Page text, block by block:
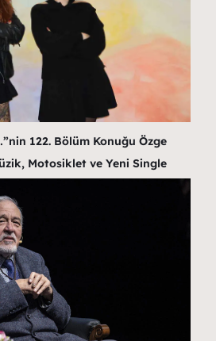
122. Bölüm Konuğu Özge
Motosiklet ve Yeni Single